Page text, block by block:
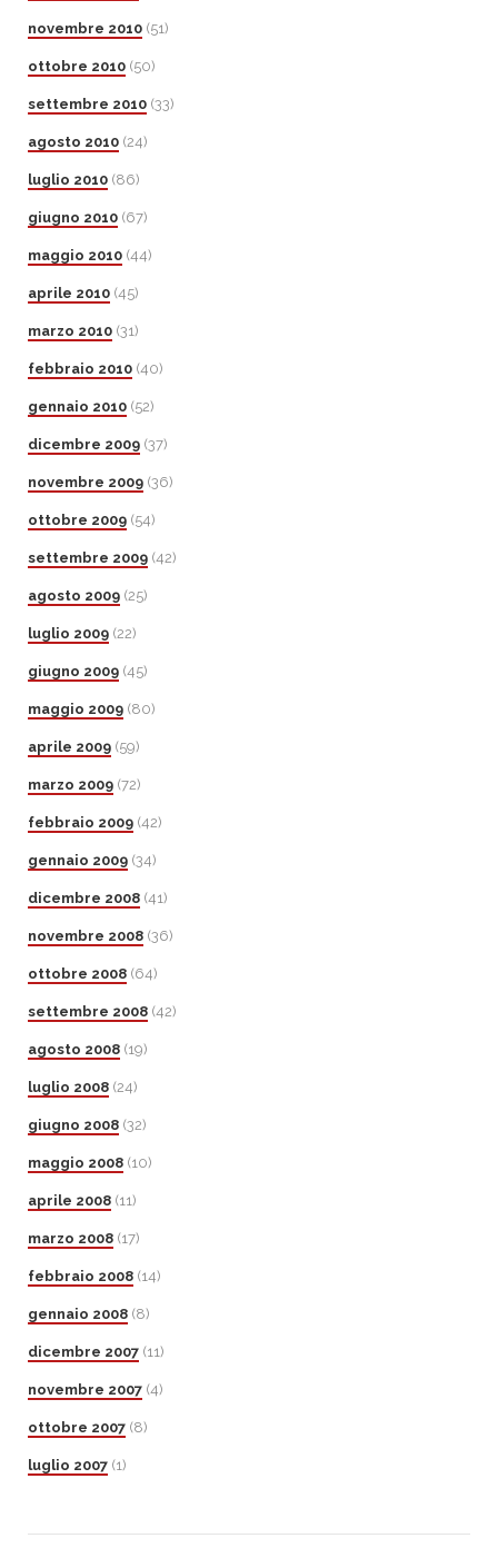
novembre 2010 (51)
ottobre 2010 (50)
settembre 2010 (33)
agosto 2010 (24)
luglio 2010 (86)
giugno 2010 (67)
maggio 2010 (44)
aprile 2010 (45)
marzo 2010 (31)
febbraio 2010 (40)
gennaio 2010 (52)
dicembre 2009 (37)
novembre 2009 (36)
ottobre 2009 (54)
settembre 2009 (42)
agosto 2009 (25)
luglio 2009 (22)
giugno 2009 (45)
maggio 2009 (80)
aprile 2009 (59)
marzo 2009 (72)
febbraio 2009 (42)
gennaio 2009 (34)
dicembre 2008 (41)
novembre 2008 (36)
ottobre 2008 (64)
settembre 2008 (42)
agosto 2008 (19)
luglio 2008 (24)
giugno 2008 (32)
maggio 2008 (10)
aprile 2008 (11)
marzo 2008 (17)
febbraio 2008 (14)
gennaio 2008 (8)
dicembre 2007 (11)
novembre 2007 (4)
ottobre 2007 (8)
luglio 2007 (1)